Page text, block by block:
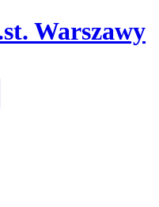
Warszawy